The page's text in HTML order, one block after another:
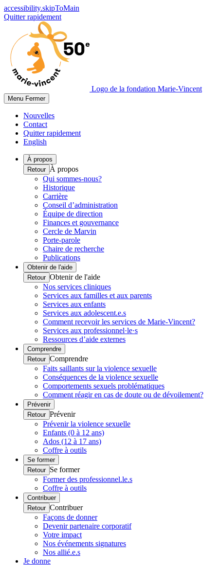
accessibility.skipToMain
Quitter rapidement
Logo de la fondation Marie-Vincent
Menu Fermer
Nouvelles
Contact
Quitter rapidement
English
À propos
Retour À propos
Qui sommes-nous?
Historique
Carrière
Conseil d’administration
Équipe de direction
Finances et gouvernance
Cercle de Marvin
Porte-parole
Chaire de recherche
Publications
Obtenir de l'aide
Retour Obtenir de l'aide
Nos services cliniques
Services aux familles et aux parents
Services aux enfants
Services aux adolescent.e.s
Comment recevoir les services de Marie-Vincent?
Services aux professionnel·le·s
Ressources d’aide externes
Comprendre
Retour Comprendre
Faits saillants sur la violence sexuelle
Conséquences de la violence sexuelle
Comportements sexuels problématiques
Comment réagir en cas de doute ou de dévoilement?
Prévenir
Retour Prévenir
Prévenir la violence sexuelle
Enfants (0 à 12 ans)
Ados (12 à 17 ans)
Coffre à outils
Se former
Retour Se former
Former des professionnel.le.s
Coffre à outils
Contribuer
Retour Contribuer
Façons de donner
Devenir partenaire corporatif
Votre impact
Nos événements signatures
Nos allié.e.s
Je donne